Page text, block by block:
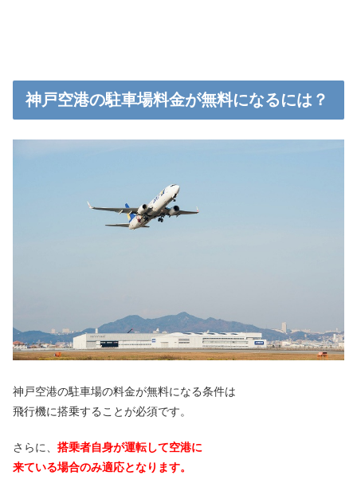
神戸空港の駐車場料金が無料になるには？
神戸空港の駐車場の料金が無料になる条件は
飛行機に搭乗することが必須です。
さらに、 搭乗者自身が運転して空港に
来ている場合のみ適応となります。